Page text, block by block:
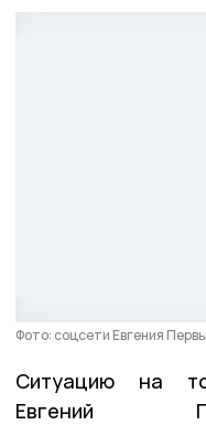
Фото: соцсети Евгения
Ситуацию на
Евгений